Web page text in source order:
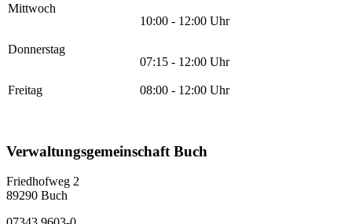
Mittwoch
10:00 - 12:00 Uhr
Donnerstag
07:15 - 12:00 Uhr
Freitag 08:00 - 12:00 Uhr
Verwaltungsgemeinschaft Buch
Friedhofweg 2
89290 Buch